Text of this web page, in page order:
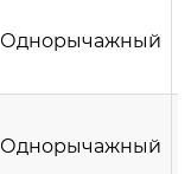
Однорычажный
Однорычажный